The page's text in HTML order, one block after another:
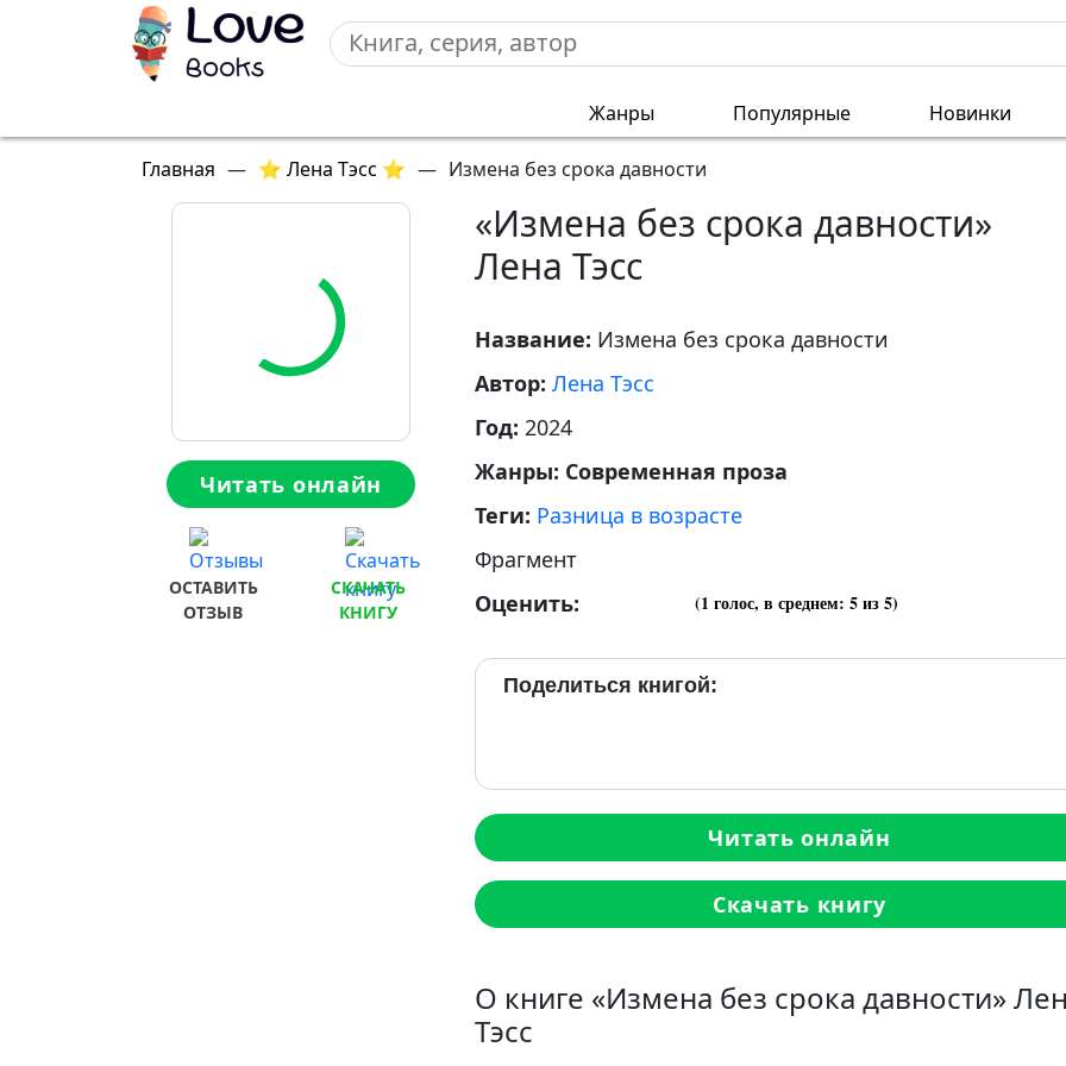
Жанры Популярные Новинки
Главная — ⭐ Лена Тэсс ⭐ — Измена без срока давности
Читать онлайн
ОСТАВИТЬ
ОТЗЫВ
СКАЧАТЬ
КНИГУ
«Измена без срока давности»
Лена Тэсс
Название: Измена без срока давности
Автор: Лена Тэсс
Год: 2024
Жанры: Современная проза
Теги: Разница в возрасте
Фрагмент
Оценить:
(1 голос, в среднем: 5из 5)
Поделиться книгой:
Читать онлайн
Скачать книгу
О книге «Измена без срока давности»
Тэсс